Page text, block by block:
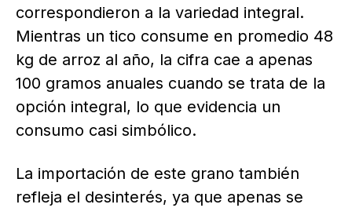
correspondieron a la variedad integral.
Mientras un tico consume en promedio 48
kg de arroz al año, la cifra cae a apenas
100 gramos anuales cuando se trata de la
opción integral, lo que evidencia un
consumo casi simbólico.
La importación de este grano también
refleja el desinterés, ya que apenas se